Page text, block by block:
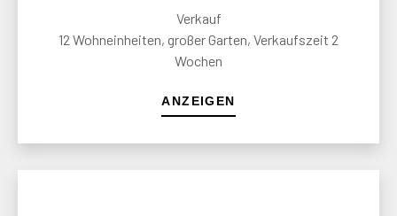
Verkauf
12 Wohneinheiten, großer Garten, Verkaufszeit 2
Wochen
ANZEIGEN